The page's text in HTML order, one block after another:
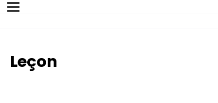
Leçon